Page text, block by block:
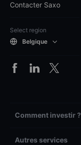
Contacter Saxo
Select region
Belgique
Comment investir ?
Autres services